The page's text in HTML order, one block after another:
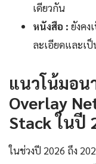
เดียวกัน
หนังสือ : ยังคง
ละเอียดและเ
แนวโน้มอน
Overlay
Stack ในปี
ในช่วงปี 2026 ถึง